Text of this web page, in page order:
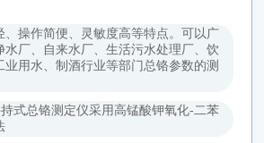
、操作简便、灵敏度高等特点。可以广
水厂、自来水厂、生活污水处理厂、饮
用水、制酒行业等部门总铬参数的测
式总铬测定仪采用高锰酸钾氧化-二苯